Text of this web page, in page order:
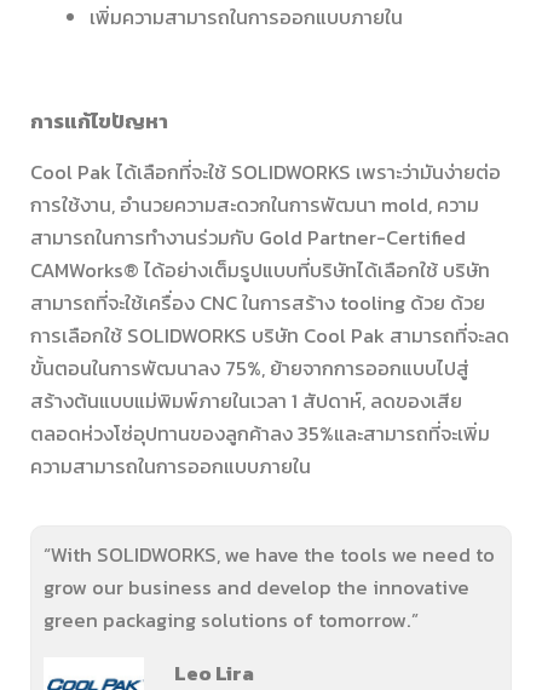
เพิ่มความสามารถในการออกแบบภายใน
การแก้ไขปัญหา
Cool Pak ได้เลือกที่จะใช้ SOLIDWORKS เพราะว่ามันง่ายต่อ
การใช้งาน, อำนวยความสะดวกในการพัฒนา mold, ความ
สามารถในการทำงานร่วมกับ Gold Partner-Certified
CAMWorks® ได้อย่างเต็มรูปแบบที่บริษัทได้เลือกใช้ บริษัท
สามารถที่จะใช้เครื่อง CNC ในการสร้าง tooling ด้วย ด้วย
การเลือกใช้ SOLIDWORKS บริษัท Cool Pak สามารถที่จะลด
ขั้นตอนในการพัฒนาลง 75%, ย้ายจากการออกแบบไปสู่
สร้างต้นแบบแม่พิมพ์ภายในเวลา 1 สัปดาห์, ลดของเสีย
ตลอดห่วงโซ่อุปทานของลูกค้าลง 35%และสามารถที่จะเพิ่ม
ความสามารถในการออกแบบภายใน
“With SOLIDWORKS, we have the tools we need to
grow our business and develop the innovative
green packaging solutions of tomorrow.”
Leo Lira